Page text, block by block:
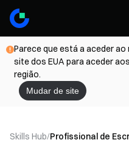
Parece que está a aceder
site dos EUA para aceder
região.
Mudar de site
Skills Hub/Profissional de